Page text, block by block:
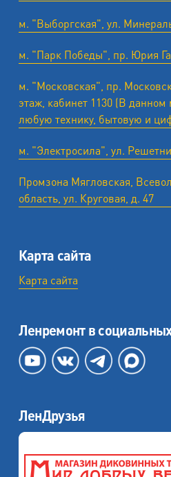
м. "Выборгская", ул.
м. "Парк Победы", пр. Юрия
м. "Московская", пр.
этаж, кабинет 1130 (В
любую технику, бытовую и
м. "Электросила", ул.
Промзона Мягловская,
область, ул. ​Круговая, д. 47
Карта сайта
Карта сайта
Ленремонт в
ЛенДрузья